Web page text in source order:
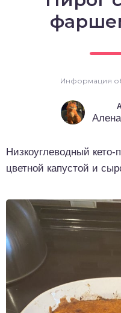
Информация
Низкоуглеводный
цветной капустой и